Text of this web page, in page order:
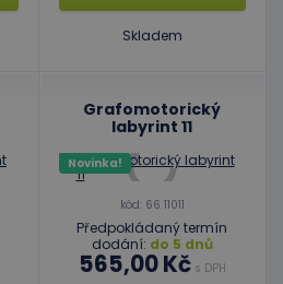
Skladem
Grafomotorický
labyrint 11
Novinka!
kód: 66 11011
Předpokládaný termín
dodání: do 5 dnů
565,00 Kčs DPH